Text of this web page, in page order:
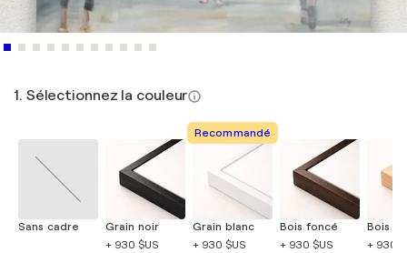
1. Sélectionnez la couleur
Sans cadre
Grain noir
+ 930 $US
Recommandé
Grain blanc
+ 930 $US
Bois foncé
+ 930 $US
Bois
+ 930